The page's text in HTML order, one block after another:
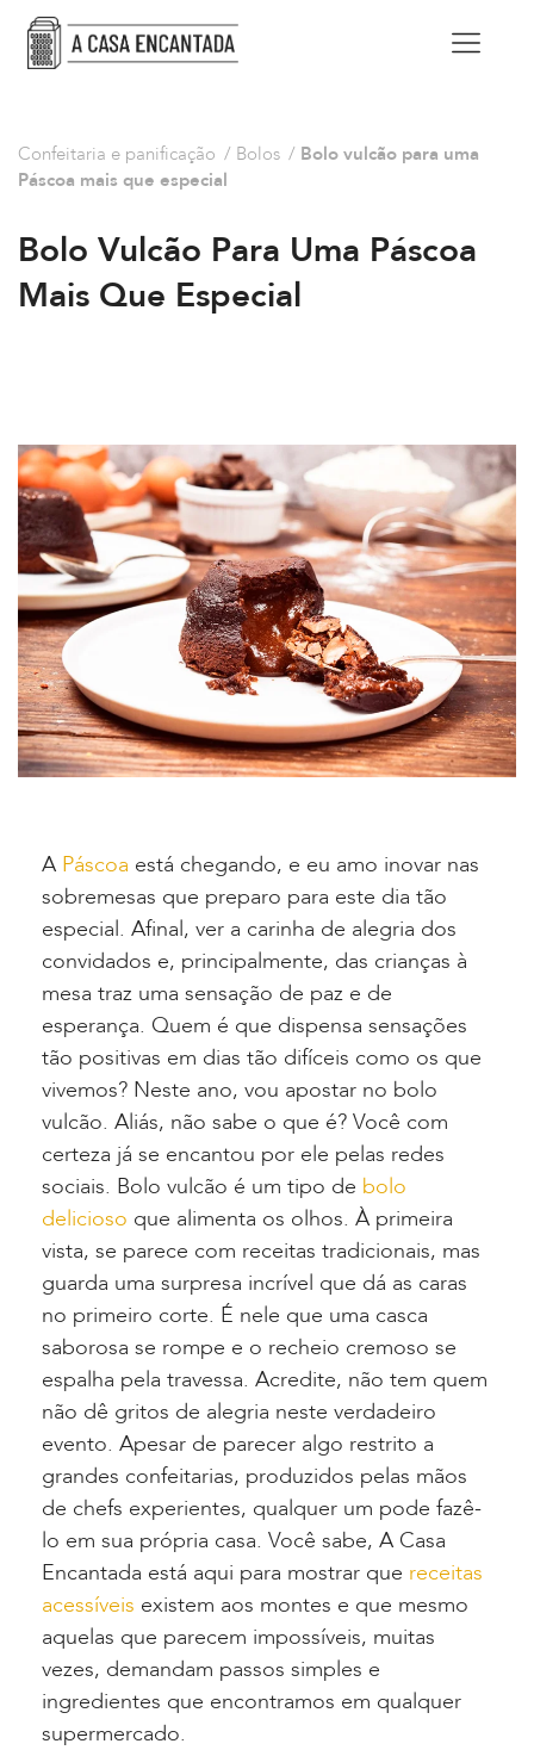
Confeitaria e panificação / Bolos / Bolo vulcão para uma
Páscoa mais que especial
Bolo Vulcão Para Uma Páscoa
Mais Que Especial
A Páscoa está chegando, e eu amo inovar nas
sobremesas que preparo para este dia tão
especial. Afinal, ver a carinha de alegria dos
convidados e, principalmente, das crianças à
mesa traz uma sensação de paz e de
esperança. Quem é que dispensa sensações
tão positivas em dias tão difíceis como os que
vivemos? Neste ano, vou apostar no bolo
vulcão. Aliás, não sabe o que é? Você com
certeza já se encantou por ele pelas redes
sociais. Bolo vulcão é um tipo de bolo
delicioso que alimenta os olhos. À primeira
vista, se parece com receitas tradicionais, mas
guarda uma surpresa incrível que dá as caras
no primeiro corte. É nele que uma casca
saborosa se rompe e o recheio cremoso se
espalha pela travessa. Acredite, não tem quem
não dê gritos de alegria neste verdadeiro
evento. Apesar de parecer algo restrito a
grandes confeitarias, produzidos pelas mãos
de chefs experientes, qualquer um pode fazê-
lo em sua própria casa. Você sabe, A Casa
Encantada está aqui para mostrar que receitas
acessíveis existem aos montes e que mesmo
aquelas que parecem impossíveis, muitas
vezes, demandam passos simples e
ingredientes que encontramos em qualquer
supermercado.